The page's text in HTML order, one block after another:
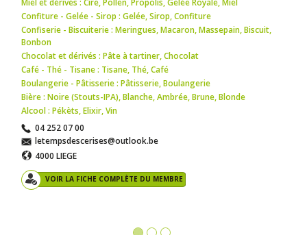
Miel et dérivés : Cire,Pollen,Propolis,Gelée Royale,Miel
Confiture - Gelée - Sirop : Gelée,Sirop,Confiture
Confiserie - Biscuiterie : Meringues,Macaron,Massepain,Biscuit,
Bonbon
Chocolat et dérivés : Pâte à tartiner,Chocolat
Café - Thé - Tisane : Tisane, Thé,Café
Boulangerie - Pâtisserie : Pâtisserie,Boulangerie
Bière : Noire (Stouts-IPA),Blanche,Ambrée,Brune,Blonde
Alcool : Pékèts,Elixir,Vin
04 252 07 00
letempsdescerises@outlook.be
4000 LIEGE
VOIR LA FICHE COMPLÈTE DU MEMBRE